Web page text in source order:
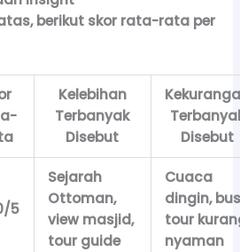
berikut skor rata-rata per
Kelebihan
Terbanyak
Disebut
Disebut
5
Sejarah
Ottoman,
view masjid,
tour guide
Cuaca
dingin,
tour
nyaman